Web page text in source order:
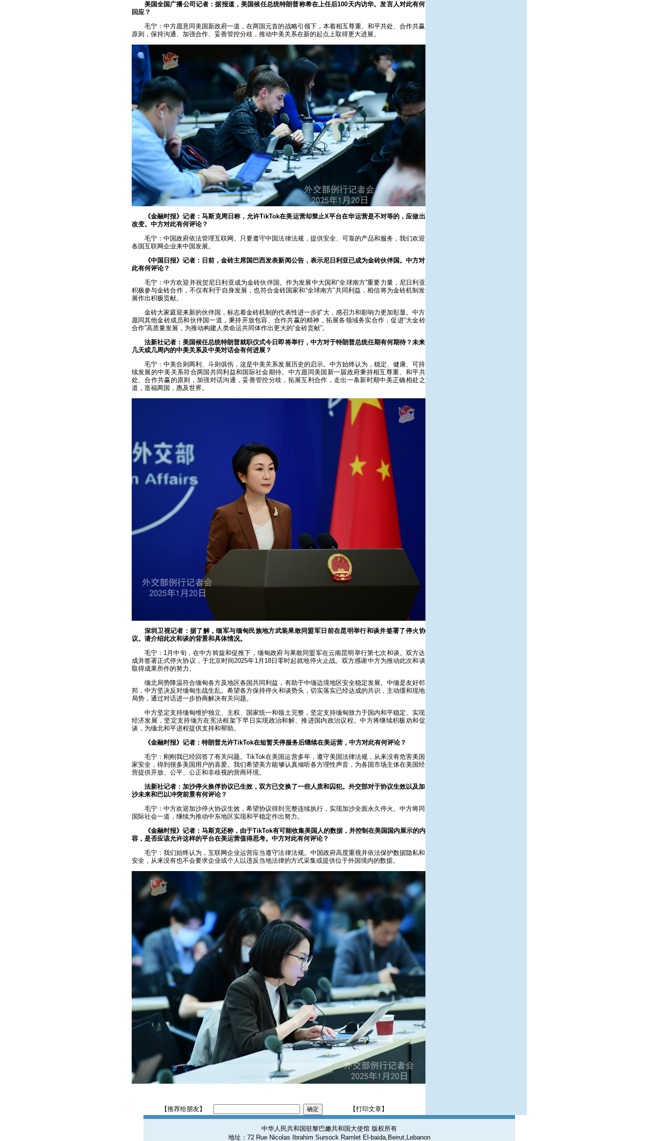
美国全国广播公司记者：据报道，美国候任总统特朗普称希在上任后100天内访华。发言人对此有何
回应？
毛宁：中方愿意同美国新政府一道，在两国元首的战略引领下，本着相互尊重、和平共处、合作共赢
原则，保持沟通、加强合作、妥善管控分歧，推动中美关系在新的起点上取得更大进展。
《金融时报》记者：马斯克周日称，允许TikTok在美运营却禁止X平台在华运营是不对等的，应做出
改变。中方对此有何评论？
毛宁：中国政府依法管理互联网。只要遵守中国法律法规，提供安全、可靠的产品和服务，我们欢迎
各国互联网企业来中国发展。
《中国日报》记者：日前，金砖主席国巴西发表新闻公告，表示尼日利亚已成为金砖伙伴国。中方对
此有何评论？
毛宁：中方欢迎并祝贺尼日利亚成为金砖伙伴国。作为发展中大国和“全球南方”重要力量，尼日利亚
积极参与金砖合作，不仅有利于自身发展，也符合金砖国家和“全球南方”共同利益，相信将为金砖机制发
展作出积极贡献。
金砖大家庭迎来新的伙伴国，标志着金砖机制的代表性进一步扩大，感召力和影响力更加彰显。中方
愿同其他金砖成员和伙伴国一道，秉持开放包容、合作共赢的精神，拓展各领域务实合作，促进“大金砖
合作”高质量发展，为推动构建人类命运共同体作出更大的“金砖贡献”。
法新社记者：美国候任总统特朗普就职仪式今日即将举行，中方对于特朗普总统任期有何期待？未来
几天或几周内的中美关系及中美对话会有何进展？
毛宁：中美合则两利、斗则俱伤，这是中美关系发展历史的启示。中方始终认为，稳定、健康、可持
续发展的中美关系符合两国共同利益和国际社会期待。中方愿同美国新一届政府秉持相互尊重、和平共
处、合作共赢的原则，加强对话沟通，妥善管控分歧，拓展互利合作，走出一条新时期中美正确相处之
道，造福两国，惠及世界。
深圳卫视记者：据了解，缅军与缅甸民族地方武装果敢同盟军日前在昆明举行和谈并签署了停火协
议。请介绍此次和谈的背景和具体情况。
毛宁：1月中旬，在中方斡旋和促推下，缅甸政府与果敢同盟军在云南昆明举行第七次和谈。双方达
成并签署正式停火协议，于北京时间2025年1月18日零时起就地停火止战。双方感谢中方为推动此次和谈
取得成果所作的努力。
缅北局势降温符合缅甸各方及地区各国共同利益，有助于中缅边境地区安全稳定发展。中缅是友好邻
邦，中方坚决反对缅甸生战生乱。希望各方保持停火和谈势头，切实落实已经达成的共识，主动缓和现地
局势，通过对话进一步协商解决有关问题。
中方坚定支持缅甸维护独立、主权、国家统一和领土完整，坚定支持缅甸致力于国内和平稳定、实现
经济发展，坚定支持缅方在宪法框架下早日实现政治和解、推进国内政治议程。中方将继续积极劝和促
谈，为缅北和平进程提供支持和帮助。
《金融时报》记者：特朗普允许TikTok在短暂关停服务后继续在美运营，中方对此有何评论？
毛宁：刚刚我已经回答了有关问题。TikTok在美国运营多年，遵守美国法律法规，从来没有危害美国
家安全，得到很多美国用户的喜爱。我们希望美方能够认真倾听各方理性声音，为各国市场主体在美国经
营提供开放、公平、公正和非歧视的营商环境。
法新社记者：加沙停火换俘协议已生效，双方已交换了一些人质和囚犯。外交部对于协议生效以及加
沙未来和巴以冲突前景有何评论？
毛宁：中方欢迎加沙停火协议生效，希望协议得到完整连续执行，实现加沙全面永久停火。中方将同
国际社会一道，继续为推动中东地区实现和平稳定作出努力。
《金融时报》记者：马斯克还称，由于TikTok有可能收集美国人的数据，并控制在美国国内展示的内
容，是否应该允许这样的平台在美运营值得思考。中方对此有何评论？
毛宁：我们始终认为，互联网企业运营应当遵守法律法规。中国政府高度重视并依法保护数据隐私和
安全，从来没有也不会要求企业或个人以违反当地法律的方式采集或提供位于外国境内的数据。
【推荐给朋友】 【打印文章】
中华人民共和国驻黎巴嫩共和国大使馆 版权所有
地址：72 Rue Nicolas Ibrahim Sursock Ramlet El-baida,Beirut,Lebanon